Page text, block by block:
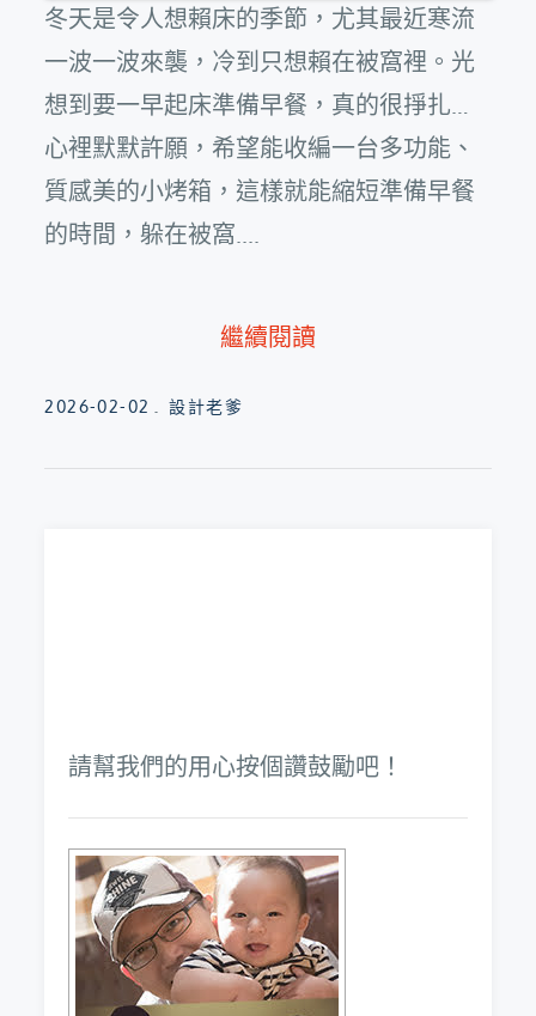
冬天是令人想賴床的季節，尤其最近寒流
一波一波來襲，冷到只想賴在被窩裡。光
想到要一早起床準備早餐，真的很掙扎…
心裡默默許願，希望能收編一台多功能、
質感美的小烤箱，這樣就能縮短準備早餐
的時間，躲在被窩....
繼續閱讀
Posted
2026-02-02 設計老爹
請幫我們的用心按個讚鼓勵吧！